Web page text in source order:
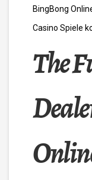
BingBong
Casino Spiele
The